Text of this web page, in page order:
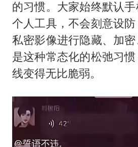
的习惯。大家始终默认
个人工具，不会刻意设
私密影像进行隐藏、加
是这种常态化的松弛习
线变得无比脆弱。